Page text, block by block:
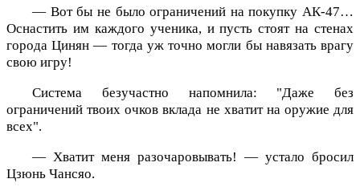
— Вот бы не было ограничений на покупку АК-47…
Оснастить им каждого ученика, и пусть стоят на стенах
города Цинян — тогда уж точно могли бы навязать врагу
свою игру!
Система безучастно напомнила: "Даже без
ограничений твоих очков вклада не хватит на оружие для
всех".
— Хватит меня разочаровывать! — устало бросил
Цзюнь Чансяо.